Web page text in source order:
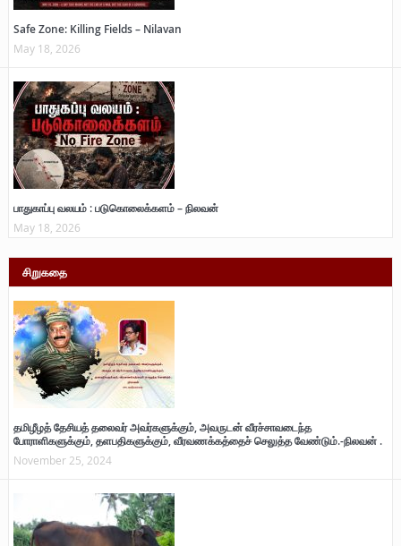
Safe Zone: Killing Fields – Nilavan
May 18, 2026
பாதுகாப்பு வலயம் : படுகொலைக்களம் – நிலவன்
May 18, 2026
சிறுகதை
தமிழீழத் தேசியத் தலைவர் அவர்களுக்கும், அவருடன் வீரச்சாவடைந்த
போராளிகளுக்கும், தளபதிகளுக்கும், வீரவணக்கத்தைச் செலுத்த வேண்டும்.-நிலவன் .
November 25, 2024